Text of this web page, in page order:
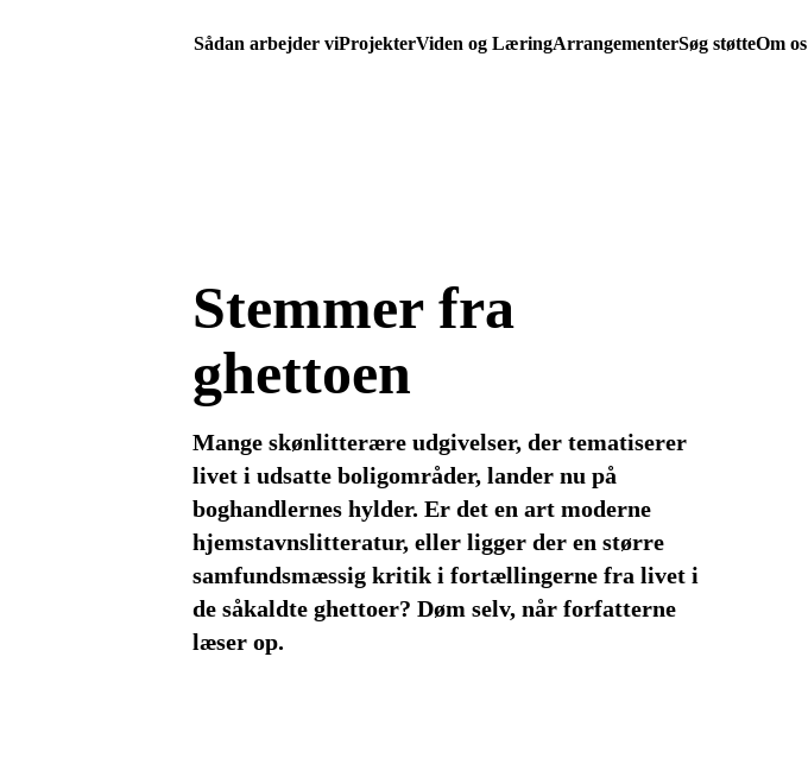
Sådan arbejder viProjekterViden og LæringArrangementerSøg støtteOm os
Stemmer fra
ghettoen
Mange skønlitterære udgivelser, der tematiserer
livet i udsatte boligområder, lander nu på
boghandlernes hylder. Er det en art moderne
hjemstavnslitteratur, eller ligger der en større
samfundsmæssig kritik i fortællingerne fra livet i
de såkaldte ghettoer? Døm selv, når forfatterne
læser op.